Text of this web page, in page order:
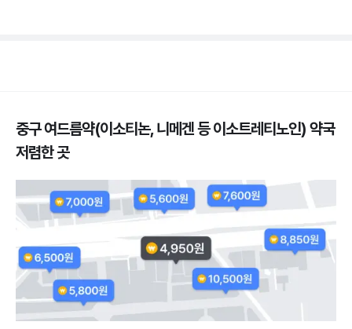
중구 여드름약(이소티논, 니메겐 등 이소트레티노인) 약국
저렴한 곳